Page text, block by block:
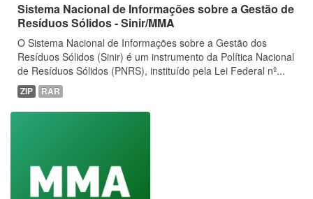
Sistema Nacional de Informações sobre a Gestão de
Resíduos Sólidos - Sinir/MMA
O Sistema Nacional de Informações sobre a Gestão dos
Resíduos Sólidos (Sinir) é um instrumento da Política Nacional
de Resíduos Sólidos (PNRS), instituído pela Lei Federal nº...
ZIP RAR